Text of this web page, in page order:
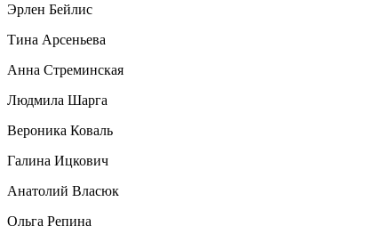
Эрлен Бейлис
Тина Арсеньева
Анна Стреминская
Людмила Шарга
Вероника Коваль
Галина Ицкович
Анатолий Власюк
Ольга Репина